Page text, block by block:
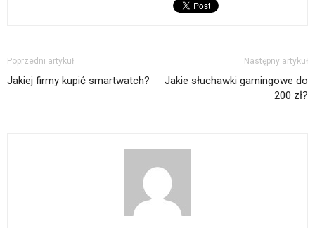
Poprzedni artykuł
Jakiej firmy kupić smartwatch?
Następny artykuł
Jakie słuchawki gamingowe do
200 zł?